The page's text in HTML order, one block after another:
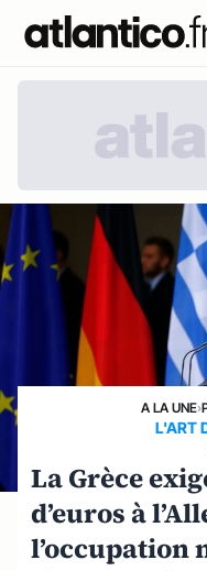
A LA UNE›
L'ART
La Grèce
d’euros à
l’occupation